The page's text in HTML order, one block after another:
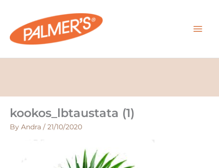
content
kookos_lbtaustata (1)
By Andra / 21/10/2020